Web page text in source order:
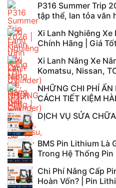
P316 Summer Trip
tập thể, lan tỏa văn
Xi Lanh Nghiêng Xe
Chính Hãng | Giá
Xi Lanh Nâng Xe
Komatsu, Nissan,
NHỮNG CHI PHÍ ẨN
CÁCH TIẾT KIỆM
DỊCH VỤ SỬA
BMS Pin Lithium Là
Trong Hệ Thống
Chi Phí Nâng Cấp
Hoàn Vốn? | Pin